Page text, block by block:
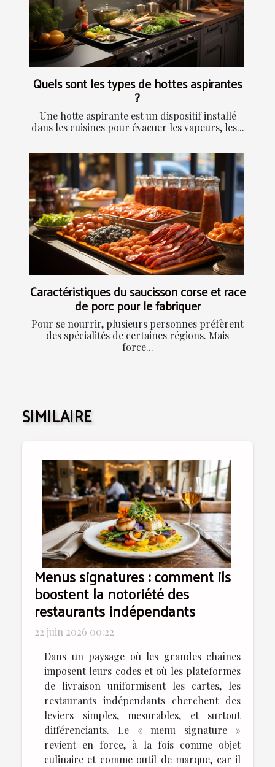
Quels sont les types de hottes aspirantes
?
Une hotte aspirante est un dispositif installé
dans les cuisines pour évacuer les vapeurs, les...
Caractéristiques du saucisson corse et race
de porc pour le fabriquer
Pour se nourrir, plusieurs personnes préfèrent
des spécialités de certaines régions. Mais
force...
SIMILAIRE
Menus signatures : comment ils
boostent la notoriété des
restaurants indépendants
22 juin 2026 00:22
Dans un paysage où les grandes chaînes
imposent leurs codes et où les plateformes
de livraison uniformisent les cartes, les
restaurants indépendants cherchent des
leviers simples, mesurables, et surtout
différenciants. Le « menu signature »
revient en force, à la fois comme objet
culinaire et comme outil de marque, car il